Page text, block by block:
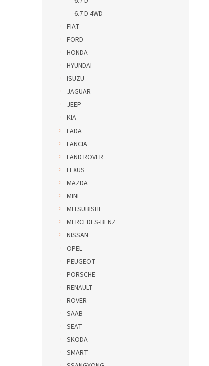
6.7 D 4WD
FIAT
FORD
HONDA
HYUNDAI
ISUZU
JAGUAR
JEEP
KIA
LADA
LANCIA
LAND ROVER
LEXUS
MAZDA
MINI
MITSUBISHI
MERCEDES-BENZ
NISSAN
OPEL
PEUGEOT
PORSCHE
RENAULT
ROVER
SAAB
SEAT
SKODA
SMART